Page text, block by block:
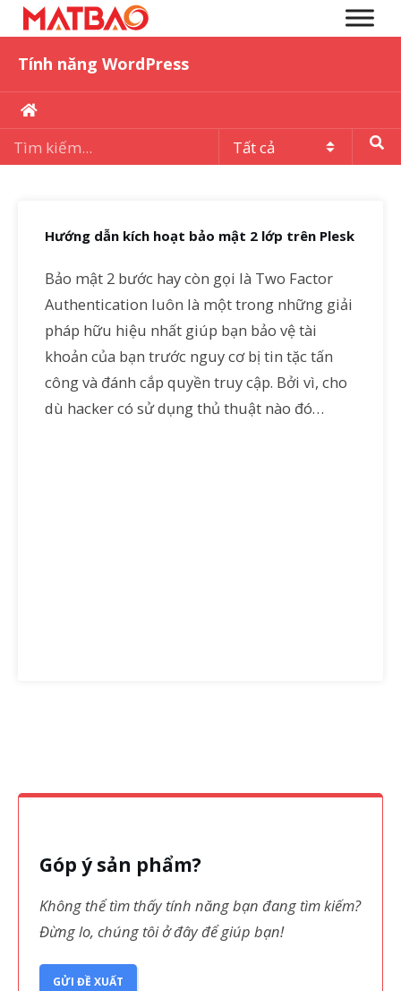
Tính năng WordPress
Hướng dẫn kích hoạt bảo mật 2 lớp trên Plesk
Bảo mật 2 bước hay còn gọi là Two Factor
Authentication luôn là một trong những giải
pháp hữu hiệu nhất giúp bạn bảo vệ tài
khoản của bạn trước nguy cơ bị tin tặc tấn
công và đánh cắp quyền truy cập. Bởi vì, cho
dù hacker có sử dụng thủ thuật nào đó…
Góp ý sản phẩm?
Không thể tìm thấy tính năng bạn đang tìm kiếm?
Đừng lo, chúng tôi ở đây để giúp bạn!
GỬI ĐỀ XUẤT